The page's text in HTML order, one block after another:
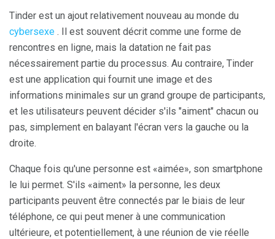
Tinder est un ajout relativement nouveau au monde du
cybersexe . Il est souvent décrit comme une forme de
rencontres en ligne, mais la datation ne fait pas
nécessairement partie du processus. Au contraire, Tinder
est une application qui fournit une image et des
informations minimales sur un grand groupe de participants,
et les utilisateurs peuvent décider s'ils "aiment" chacun ou
pas, simplement en balayant l'écran vers la gauche ou la
droite.
Chaque fois qu'une personne est «aimée», son smartphone
le lui permet. S'ils «aiment» la personne, les deux
participants peuvent être connectés par le biais de leur
téléphone, ce qui peut mener à une communication
ultérieure, et potentiellement, à une réunion de vie réelle